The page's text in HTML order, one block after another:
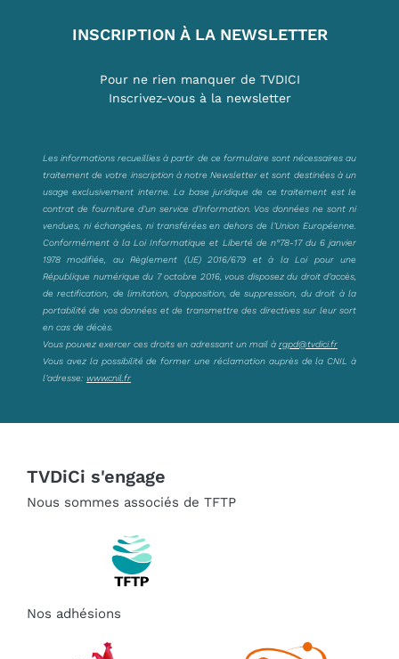
INSCRIPTION À LA NEWSLETTER
Pour ne rien manquer de TVDICI
Inscrivez-vous à la newsletter
Les informations recueillies à partir de ce formulaire sont nécessaires au
traitement de votre inscription à notre Newsletter et sont destinées à un
usage exclusivement interne. La base juridique de ce traitement est le
contrat de fourniture d’un service d’information. Vos données ne sont ni
vendues, ni échangées, ni transférées en dehors de l’Union Européenne.
Conformément à la Loi Informatique et Liberté de n°78-17 du 6 janvier
1978 modifiée, au Règlement (UE) 2016/679 et à la Loi pour une
République numérique du 7 octobre 2016, vous disposez du droit d’accès,
de rectification, de limitation, d’opposition, de suppression, du droit à la
portabilité de vos données et de transmettre des directives sur leur sort
en cas de décès.
Vous pouvez exercer ces droits en adressant un mail à rgpd@tvdici.fr
Vous avez la possibilité de former une réclamation auprès de la CNIL à
l’adresse: www.cnil.fr
TVDiCi s'engage
Nous sommes associés de TFTP
Nos adhésions